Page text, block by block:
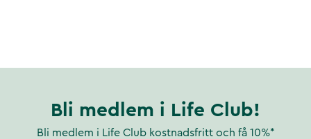
Bli medlem i Life Club!
Bli medlem i Life Club kostnadsfritt och få 10%*